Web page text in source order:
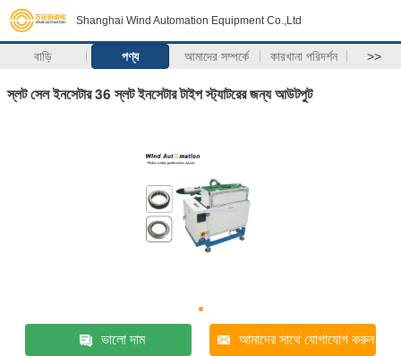
Shanghai Wind Automation Equipment Co.,Ltd
বাড়ি পণ্য আমাদের সম্পর্কে কারখানা পরিদর্শন >>
স্লট সেল ইনসেটার 36 স্লট ইনসেটার টাইপ স্ট্যাটরের জন্য আউটপুট
ভালো দাম আমাদের সাথে যোগাযোগ করুন